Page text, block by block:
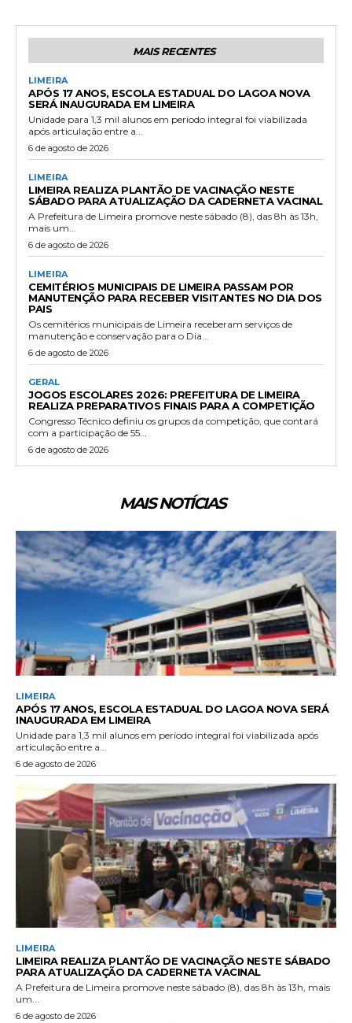
MAIS RECENTES
LIMEIRA
APÓS 17 ANOS, ESCOLA ESTADUAL DO LAGOA NOVA
SERÁ INAUGURADA EM LIMEIRA
Unidade para 1,3 mil alunos em período integral foi viabilizada
após articulação entre a...
6 de agosto de 2026
LIMEIRA
LIMEIRA REALIZA PLANTÃO DE VACINAÇÃO NESTE
SÁBADO PARA ATUALIZAÇÃO DA CADERNETA VACINAL
A Prefeitura de Limeira promove neste sábado (8), das 8h às 13h,
mais um...
6 de agosto de 2026
LIMEIRA
CEMITÉRIOS MUNICIPAIS DE LIMEIRA PASSAM POR
MANUTENÇÃO PARA RECEBER VISITANTES NO DIA DOS
PAIS
Os cemitérios municipais de Limeira receberam serviços de
manutenção e conservação para o Dia...
6 de agosto de 2026
GERAL
JOGOS ESCOLARES 2026: PREFEITURA DE LIMEIRA
REALIZA PREPARATIVOS FINAIS PARA A COMPETIÇÃO
Congresso Técnico definiu os grupos da competição, que contará
com a participação de 55...
6 de agosto de 2026
MAIS NOTÍCIAS
LIMEIRA
APÓS 17 ANOS, ESCOLA ESTADUAL DO LAGOA NOVA SERÁ
INAUGURADA EM LIMEIRA
Unidade para 1,3 mil alunos em período integral foi viabilizada após
articulação entre a...
6 de agosto de 2026
LIMEIRA
LIMEIRA REALIZA PLANTÃO DE VACINAÇÃO NESTE SÁBADO
PARA ATUALIZAÇÃO DA CADERNETA VACINAL
A Prefeitura de Limeira promove neste sábado (8), das 8h às 13h, mais
um...
6 de agosto de 2026